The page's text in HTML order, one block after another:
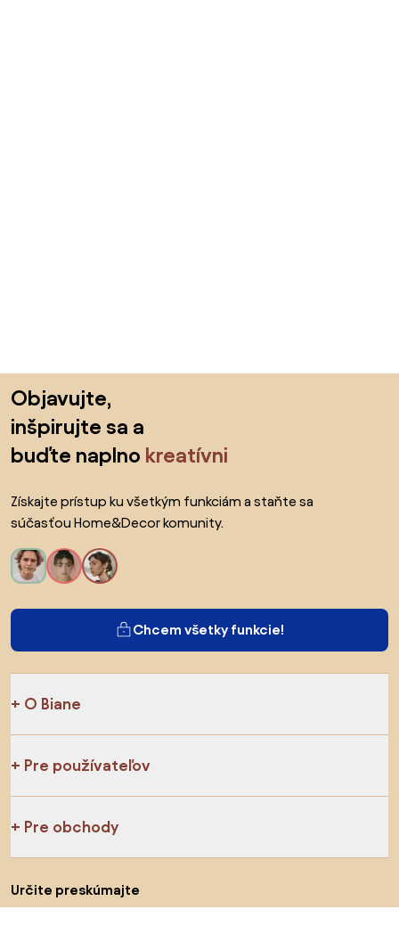
Objavujte,
inšpirujte sa a
buďte naplno kreatívni
Získajte prístup ku všetkým funkciám a staňte sa
súčasťou Home&Decor komunity.
Chcem všetky funkcie!
O Biane
Pre používateľov
Pre obchody
Určite preskúmajte